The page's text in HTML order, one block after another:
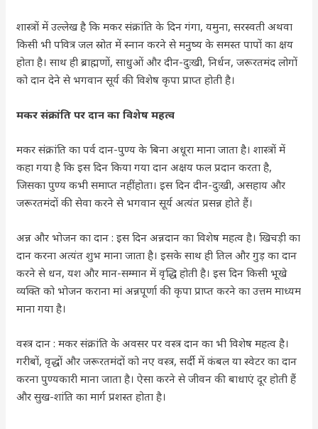
शास्त्रों में उल्लेख है कि मकर संक्रांति के दिन गंगा, यमुना, सरस्वती अथवा
किसी भी पवित्र जल स्रोत में स्नान करने से मनुष्य के समस्त पापों का क्षय
होता है। साथ ही ब्राह्मणों, साधुओं और दीन-दुःखी, निर्धन, जरूरतमंद लोगों
को दान देने से भगवान सूर्य की विशेष कृपा प्राप्त होती है।
मकर संक्रांति पर दान का विशेष महत्व
मकर संक्रांति का पर्व दान-पुण्य के बिना अधूरा माना जाता है। शास्त्रों में
कहा गया है कि इस दिन किया गया दान अक्षय फल प्रदान करता है,
जिसका पुण्य कभी समाप्त नहीं होता। इस दिन दीन-दुःखी, असहाय और
जरूरतमंदों की सेवा करने से भगवान सूर्य अत्यंत प्रसन्न होते हैं।
अन्न और भोजन का दान : इस दिन अन्नदान का विशेष महत्व है। खिचड़ी का
दान करना अत्यंत शुभ माना जाता है। इसके साथ ही तिल और गुड़ का दान
करने से धन, यश और मान-सम्मान में वृद्धि होती है। इस दिन किसी भूखे
व्यक्ति को भोजन कराना मां अन्नपूर्णा की कृपा प्राप्त करने का उत्तम माध्यम
माना गया है।
वस्त्र दान : मकर संक्रांति के अवसर पर वस्त्र दान का भी विशेष महत्व है।
गरीबों, वृद्धों और जरूरतमंदों को नए वस्त्र, सर्दी में कंबल या स्वेटर का दान
करना पुण्यकारी माना जाता है। ऐसा करने से जीवन की बाधाएं दूर होती हैं
और सुख-शांति का मार्ग प्रशस्त होता है।